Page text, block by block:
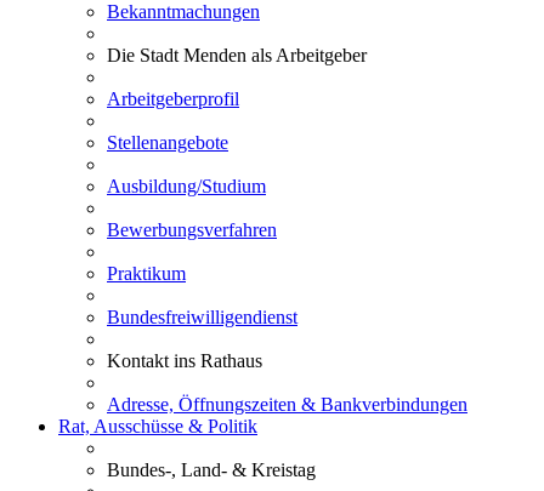
Bekanntmachungen
Die Stadt Menden als Arbeitgeber
Arbeitgeberprofil
Stellenangebote
Ausbildung/Studium
Bewerbungsverfahren
Praktikum
Bundesfreiwilligendienst
Kontakt ins Rathaus
Adresse, Öffnungszeiten & Bankverbindungen
Rat, Ausschüsse & Politik
Bundes-, Land- & Kreistag